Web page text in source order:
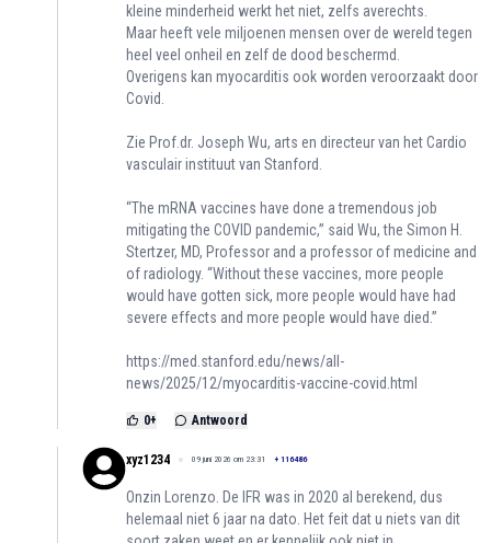
kleine minderheid werkt het niet, zelfs averechts.
Maar heeft vele miljoenen mensen over de wereld tegen
heel veel onheil en zelf de dood beschermd.
Overigens kan myocarditis ook worden veroorzaakt door
Covid.
Zie Prof.dr. Joseph Wu, arts en directeur van het Cardio
vasculair instituut van Stanford.
“The mRNA vaccines have done a tremendous job
mitigating the COVID pandemic,” said Wu, the Simon H.
Stertzer, MD, Professor and a professor of medicine and
of radiology. “Without these vaccines, more people
would have gotten sick, more people would have had
severe effects and more people would have died.”
https://med.stanford.edu/news/all-
news/2025/12/myocarditis-vaccine-covid.html
0+ Antwoord
xyz1234 09 juni 2026 om 23:31 + 116486
Onzin Lorenzo. De IFR was in 2020 al berekend, dus
helemaal niet 6 jaar na dato. Het feit dat u niets van dit